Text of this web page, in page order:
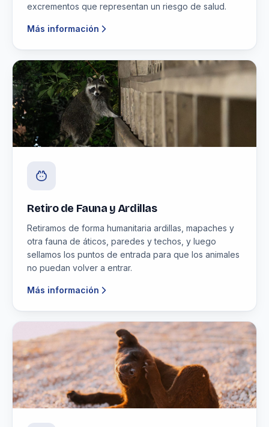
excrementos que representan un riesgo de salud.
Más información
Retiro de Fauna y Ardillas
Retiramos de forma humanitaria ardillas, mapaches y
otra fauna de áticos, paredes y techos, y luego
sellamos los puntos de entrada para que los animales
no puedan volver a entrar.
Más información